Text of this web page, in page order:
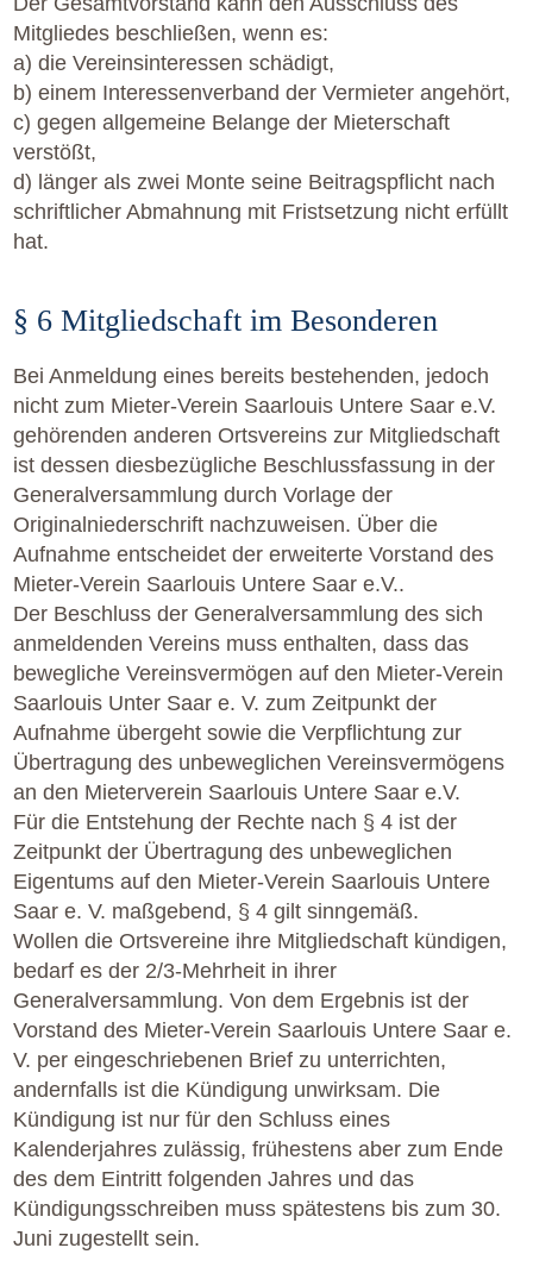
Mitgliedes beschließen, wenn es:
a) die Vereinsinteressen schädigt,
b) einem Interessenverband der Vermieter angehört,
c) gegen allgemeine Belange der Mieterschaft
verstößt,
d) länger als zwei Monte seine Beitragspflicht nach
schriftlicher Abmahnung mit Fristsetzung nicht erfüllt
hat.
§ 6 Mitgliedschaft im Besonderen
Bei Anmeldung eines bereits bestehenden, jedoch
nicht zum Mieter-Verein Saarlouis Untere Saar e.V.
gehörenden anderen Ortsvereins zur Mitgliedschaft
ist dessen diesbezügliche Beschlussfassung in der
Generalversammlung durch Vorlage der
Originalniederschrift nachzuweisen. Über die
Aufnahme entscheidet der erweiterte Vorstand des
Mieter-Verein Saarlouis Untere Saar e.V..
Der Beschluss der Generalversammlung des sich
anmeldenden Vereins muss enthalten, dass das
bewegliche Vereinsvermögen auf den Mieter-Verein
Saarlouis Unter Saar e. V. zum Zeitpunkt der
Aufnahme übergeht sowie die Verpflichtung zur
Übertragung des unbeweglichen Vereinsvermögens
an den Mieterverein Saarlouis Untere Saar e.V.
Für die Entstehung der Rechte nach § 4 ist der
Zeitpunkt der Übertragung des unbeweglichen
Eigentums auf den Mieter-Verein Saarlouis Untere
Saar e. V. maßgebend, § 4 gilt sinngemäß.
Wollen die Ortsvereine ihre Mitgliedschaft kündigen,
bedarf es der 2/3-Mehrheit in ihrer
Generalversammlung. Von dem Ergebnis ist der
Vorstand des Mieter-Verein Saarlouis Untere Saar e.
V. per eingeschriebenen Brief zu unterrichten,
andernfalls ist die Kündigung unwirksam. Die
Kündigung ist nur für den Schluss eines
Kalenderjahres zulässig, frühestens aber zum Ende
des dem Eintritt folgenden Jahres und das
Kündigungsschreiben muss spätestens bis zum 30.
Juni zugestellt sein.